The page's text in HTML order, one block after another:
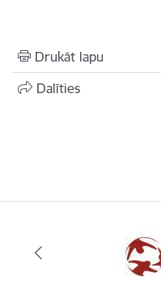
Drukāt lapu
Dalīties